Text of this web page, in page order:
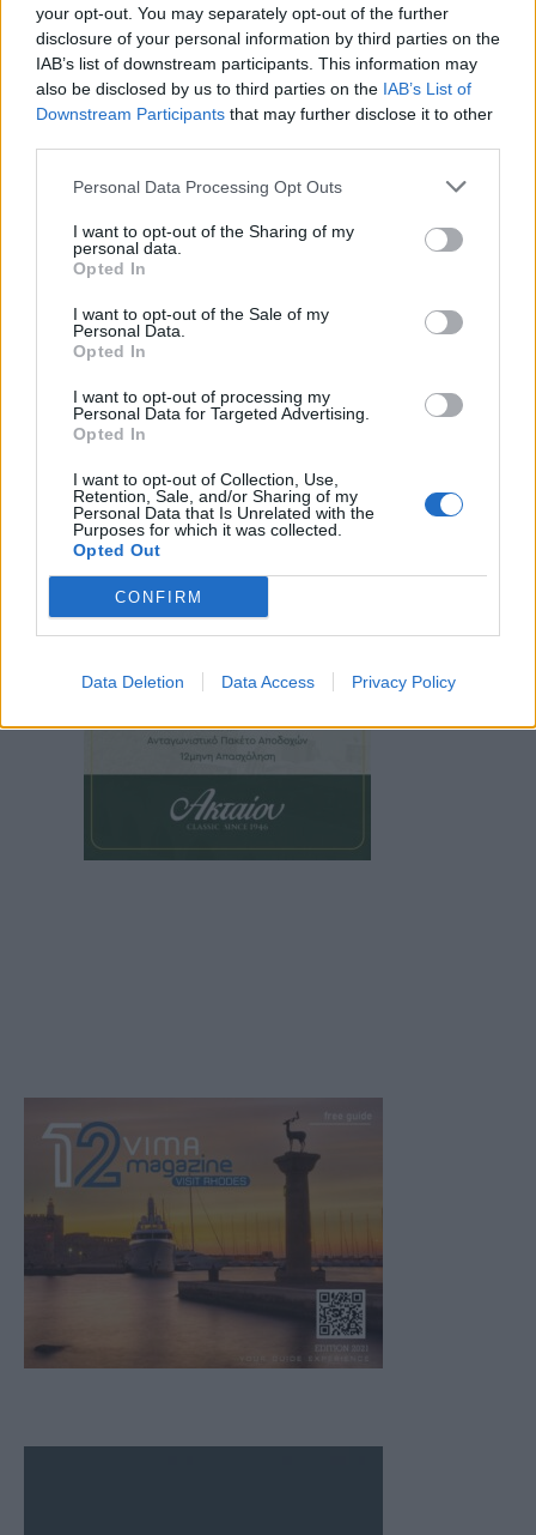
your opt-out. You may separately opt-out of the further
disclosure of your personal information by third parties on the
IAB’s list of downstream participants. This information may
also be disclosed by us to third parties on the IAB’s List of
Downstream Participants that may further disclose it to other
Personal Data Processing Opt Outs
I want to opt-out of the Sharing of my
personal data.
Opted In
I want to opt-out of the Sale of my
Personal Data.
Opted In
I want to opt-out of processing my
Personal Data for Targeted Advertising.
Opted In
I want to opt-out of Collection, Use,
Retention, Sale, and/or Sharing of my
Personal Data that Is Unrelated with the
Purposes for which it was collected.
Opted Out
CONFIRM
Data Deletion Data Access Privacy Policy